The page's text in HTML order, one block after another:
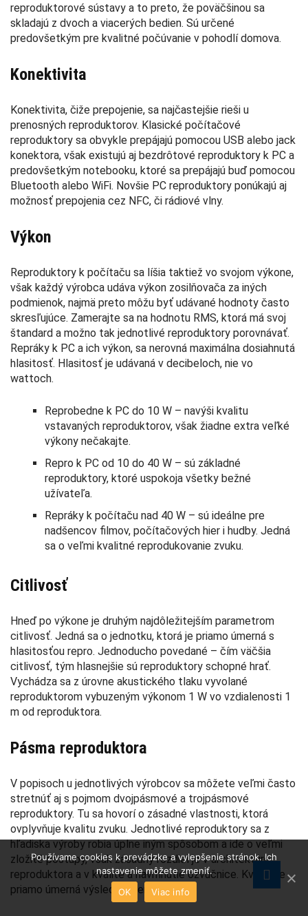
reproduktorové sústavy a to preto, že poväčšinou sa
skladajú z dvoch a viacerých bedien. Sú určené
predovšetkým pre kvalitné počúvanie v pohodlí domova.
Konektivita
Konektivita, čiže prepojenie, sa najčastejšie rieši u
prenosných reproduktorov. Klasické počítačové
reproduktory sa obvykle prepájajú pomocou USB alebo jack
konektora, však existujú aj bezdrôtové reproduktory k PC a
predovšetkým notebooku, ktoré sa prepájajú buď pomocou
Bluetooth alebo WiFi. Novšie PC reproduktory ponúkajú aj
možnosť prepojenia cez NFC, či rádiové vlny.
Výkon
Reproduktory k počítaču sa líšia taktiež vo svojom výkone,
však každý výrobca udáva výkon zosilňovača za iných
podmienok, najmä preto môžu byť udávané hodnoty často
skresľujúce. Zamerajte sa na hodnotu RMS, ktorá má svoj
štandard a možno tak jednotlivé reproduktory porovnávať.
Repráky k PC a ich výkon, sa nerovná maximálna dosiahnutá
hlasitosť. Hlasitosť je udávaná v decibeloch, nie vo
wattoch.
Reprobedne k PC do 10 W – navýši kvalitu
vstavaných reproduktorov, však žiadne extra veľké
výkony nečakajte.
Repro k PC od 10 do 40 W – sú základné
reproduktory, ktoré uspokoja všetky bežné
užívateľa.
Repráky k počítaču nad 40 W – sú ideálne pre
nadšencov filmov, počítačových hier i hudby. Jedná
sa o veľmi kvalitné reprodukovanie zvuku.
Citlivosť
Hneď po výkone je druhým najdôležitejším parametrom
citlivosť. Jedná sa o jednotku, ktorá je priamo úmerná s
hlasitosťou repro. Jednoducho povedané – čím väčšia
citlivosť, tým hlasnejšie sú reproduktory schopné hrať.
Vychádza sa z úrovne akustického tlaku vyvolané
reproduktorom vybuzeným výkonom 1 W vo vzdialenosti 1
m od reproduktora.
Pásma reproduktora
V popisoch u jednotlivých výrobcov sa môžete veľmi často
stretnúť aj s pojmom dvojpásmové a trojpásmové
reproduktory. Tu sa hovorí o zásadné vlastnosti, ktorá
ovplyvňuje kvalitu zvuku. Jednotlivé reproduktory sa z
hľadiska výroby robia úplne iným spôsobom a ide o veľmi
zložité postupy, však zásadný rozdiel je v architektúre
reproduktora a v kvalite a navrhnutie ozvučnice. Kvalita je
priamo úmerná výslednej cene.
Používame cookies k prevádzke a vylepšenie stránok. Ich
nastavenie môžete zmeniť.
OK
Viac info